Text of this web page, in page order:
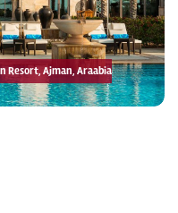
Resort, Ajman, Araabia